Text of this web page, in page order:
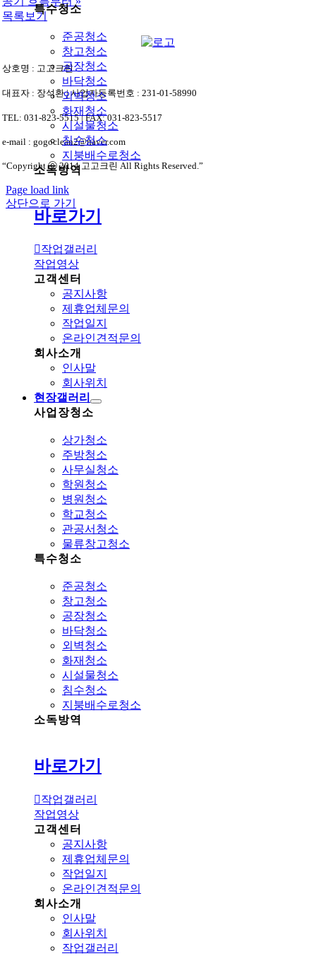
특수청소
준공청소
창고청소
공장청소
바닥청소
외벽청소
화재청소
시설물청소
침수청소
지붕배수로청소
소독방역
바로가기
작업갤러리
작업영상
고객센터
공지사항
제휴업체문의
작업일지
온라인견적문의
회사소개
인사말
회사위치
현장갤러리
사업장청소
상가청소
주방청소
사무실청소
학원청소
병원청소
학교청소
관공서청소
물류창고청소
특수청소
준공청소
창고청소
공장청소
바닥청소
외벽청소
화재청소
시설물청소
침수청소
지붕배수로청소
소독방역
바로가기
작업갤러리
작업영상
고객센터
공지사항
제휴업체문의
작업일지
온라인견적문의
회사소개
인사말
회사위치
작업갤러리
목록보기
상호명 : 고고크린
대표자 : 장석환 | 사업자등록번호 : 231-01-58990
TEL: 031-823-5515 | FAX: 031-823-5517
e-mail : gogoclean2@naver.com
“Copyright ⓒ 2014 고고크린 All Rights Reserved.”
Page load link
상단으로 가기